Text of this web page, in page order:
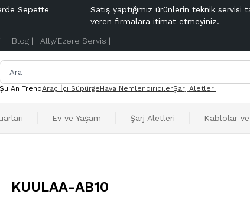
Sepette
Satış yaptığımız ürünlerin teknik
veren firmalara itimat etmeyiniz.
| Blog | Ally/Ezere Servis |
Şu An TrendAraç İçi SüpürgeHava NemlendiricilerŞarj Aletleri
Ev ve Yaşam Şarj Aletleri Kablolar
KUULAA-AB10